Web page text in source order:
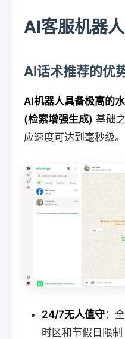
AI客服机器
AI话术推荐的优
AI机器人具备极高的
(检索增强生成) 基础
应速度可达到毫秒级。
24/7无人值守：
时区和节假日限制